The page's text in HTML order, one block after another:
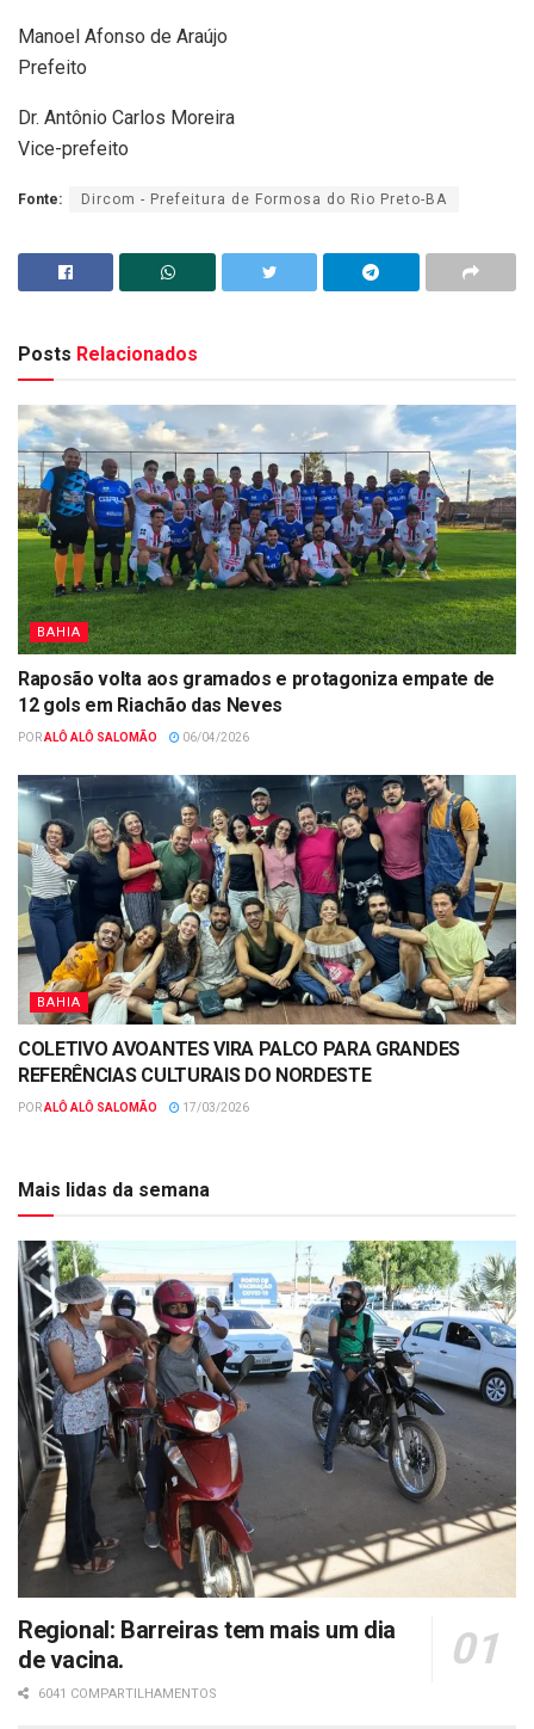
Manoel Afonso de Araújo
Prefeito
Dr. Antônio Carlos Moreira
Vice-prefeito
Fonte: Dircom - Prefeitura de Formosa do Rio Preto-BA
Posts Relacionados
BAHIA
Raposão volta aos gramados e protagoniza empate de
12 gols em Riachão das Neves
PORALÔ ALÔ SALOMÃO 06/04/2026
BAHIA
COLETIVO AVOANTES VIRA PALCO PARA GRANDES
REFERÊNCIAS CULTURAIS DO NORDESTE
PORALÔ ALÔ SALOMÃO 17/03/2026
Mais lidas da semana
Regional: Barreiras tem mais um dia
de vacina.
6041 COMPARTILHAMENTOS